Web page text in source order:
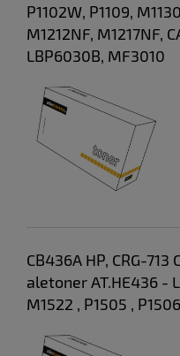
P1102W, P1109,
M1212NF, M1217NF,
LBP6030B, MF3010
CB436A HP, CRG-
aletoner AT.HE436 -
M1522 , P1505 ,